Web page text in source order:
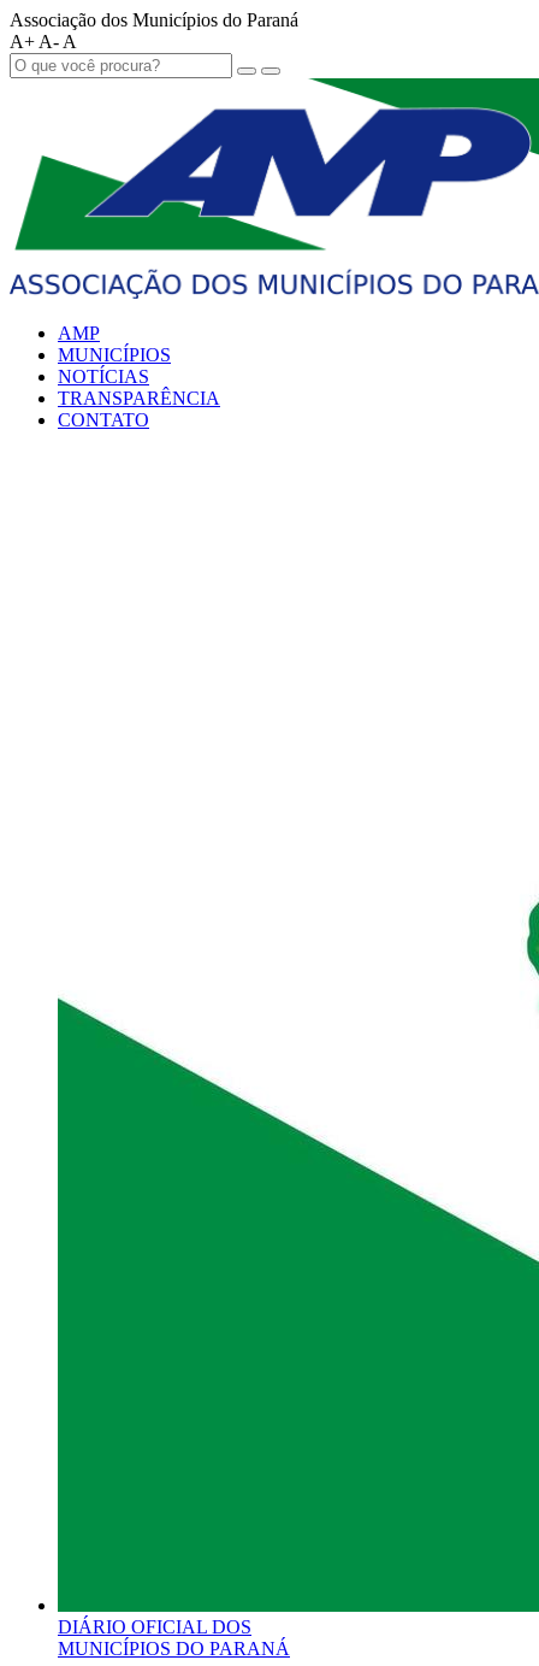
Associação dos Municípios do Paraná
A+ A- A
AMP
MUNICÍPIOS
NOTÍCIAS
TRANSPARÊNCIA
CONTATO
DIÁRIO OFICIAL DOS
MUNICÍPIOS DO PARANÁ